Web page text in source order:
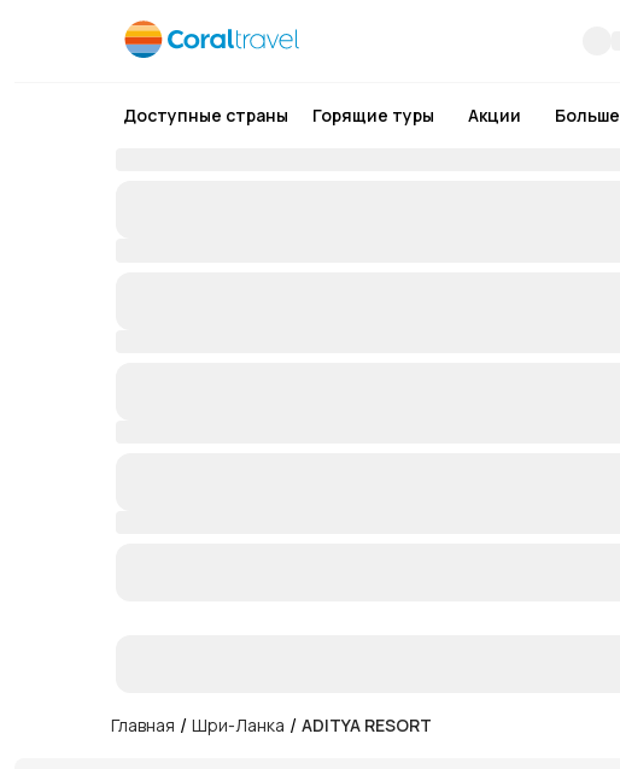
Доступные страны Горящие туры Акции Больше
Главная / Шри-Ланка / ADITYA RESORT